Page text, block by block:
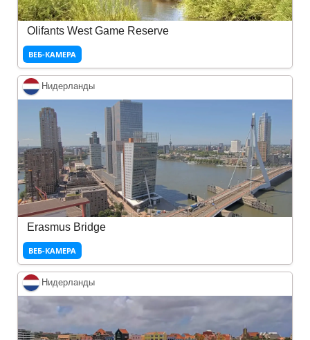
Olifants West Game Reserve
ВЕБ-КАМЕРА
Нидерланды
Erasmus Bridge
ВЕБ-КАМЕРА
Нидерланды